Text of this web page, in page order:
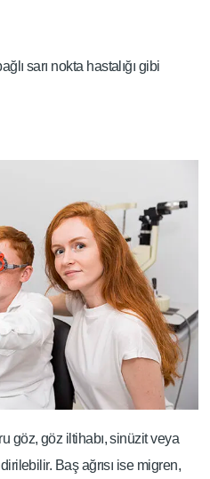
sarı nokta hastalığı gibi
göz, göz iltihabı, sinüzit veya
Baş ağrısı ise migren,